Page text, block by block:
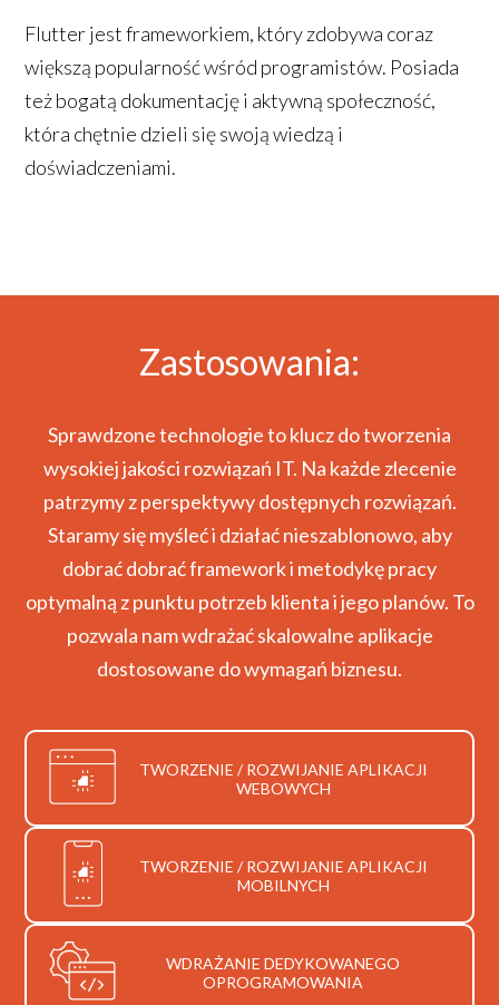
kompilacji kodu natywnego.
procesu wytwórczego jest bogata
biblioteka widgetów i narzędzi do
tworzenia interfejsu użytkownika.
Programista nie musi robić wszystkiego
od podstaw.
Flutter jest frameworkiem, który zdobywa coraz
większą popularność wśród programistów. Posiada
też bogatą dokumentację i aktywną społeczność,
która chętnie dzieli się swoją wiedzą i
doświadczeniami.
Zastosowania:
Sprawdzone technologie to klucz do tworzenia
wysokiej jakości rozwiązań IT. Na każde zlecenie
patrzymy z perspektywy dostępnych rozwiązań.
Staramy się myśleć i działać nieszablonowo, aby
dobrać dobrać framework i metodykę pracy
optymalną z punktu potrzeb klienta i jego planów. To
pozwala nam wdrażać skalowalne aplikacje
dostosowane do wymagań biznesu.
TWORZENIE / ROZWIJANIE APLIKACJI
WEBOWYCH
TWORZENIE / ROZWIJANIE APLIKACJI
MOBILNYCH
WDRAŻANIE DEDYKOWANEGO
OPROGRAMOWANIA